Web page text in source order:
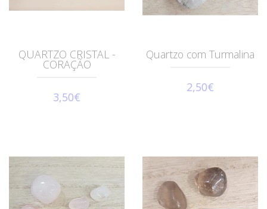
QUARTZO CRISTAL -
CORAÇÃO
3,50€
Quartzo com Turmalina
2,50€